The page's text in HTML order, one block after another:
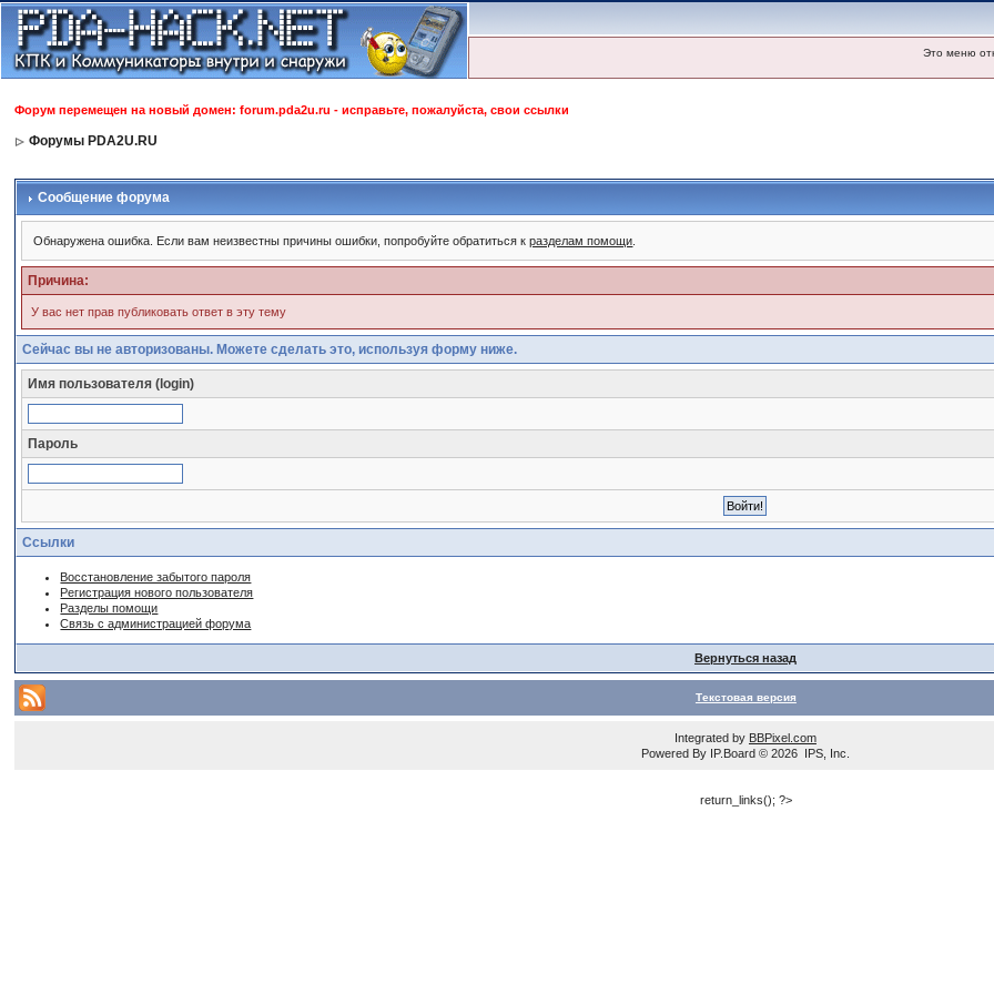
Это меню
Форум перемещен на новый домен: forum.pda2u.ru - исправьте, пожалуйста, свои ссылки
Форумы PDA2U.RU
Сообщение форума
Обнаружена ошибка. Если вам неизвестны причины ошибки, попробуйте обратиться кразделам помощи
Причина:
У вас нет прав публиковать ответ в эту тему
Сейчас вы не авторизованы. Можете сделать это, используя форму ниже.
Имя пользователя (login)
Пароль
Ссылки
Восстановление забытого пароля
Регистрация нового пользователя
Разделы помощи
Связь с администрацией форума
Вернуться назад
Текстовая версия
Integrated by BBPixel.com
Powered By IP.Board© 2026 IPS, Inc
return_links(); ?>